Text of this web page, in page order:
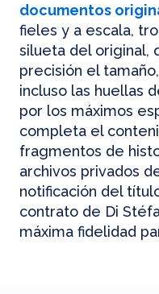
documentos
fieles y a escala,
silueta del original,
precisión el
incluso las huellas
por los máximos
completa el
fragmentos de
archivos privados
notificación del
contrato de Di
máxima fidelidad